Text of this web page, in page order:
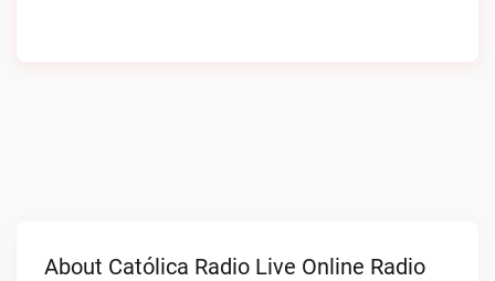
About Católica Radio Live Online Radio